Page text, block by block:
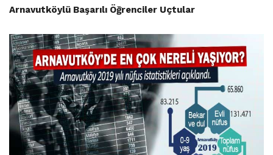
Arnavutköylü Başarılı Öğrenciler Uçtular